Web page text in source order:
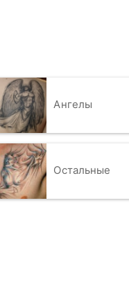
Ангелы
Остальные